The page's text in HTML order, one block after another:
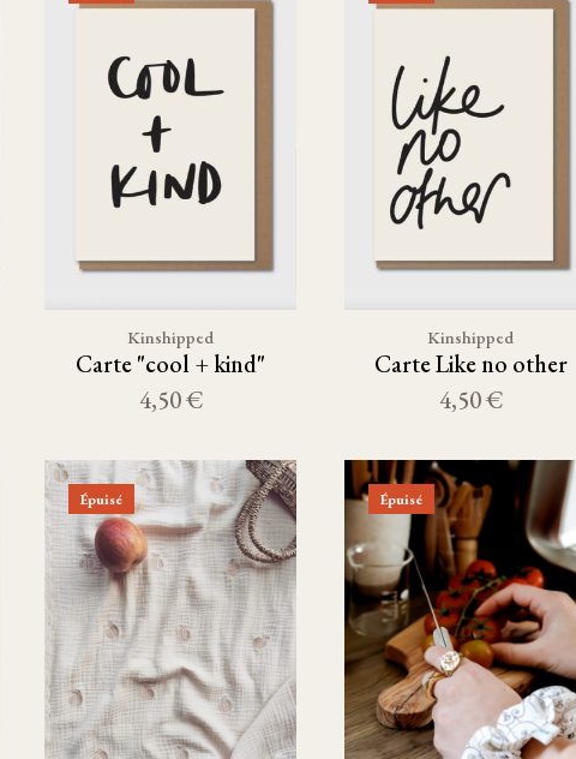
Kinshipped
Carte "cool + kind"
4,50 €
Kinshipped
Carte Like no other
4,50 €
Épuisé Épuisé